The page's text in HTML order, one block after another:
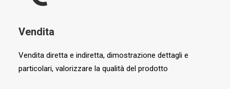
Vendita
Vendita diretta e indiretta, dimostrazione dettagli e
particolari, valorizzare la qualità del prodotto